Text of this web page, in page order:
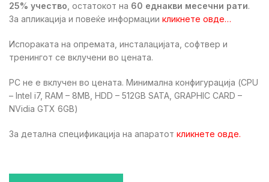
25% учество , остатокот на 60 еднакви месечни рати.
За апликација и повеќе информации кликнете овде…
Испораката на опремата, инсталацијата, софтвер и
тренингот се вклучени во цената.
PC не е вклучен во цената. Минимална конфигурација (CPU
– Intel i7, RAM – 8MB, HDD – 512GB SATA, GRAPHIC CARD –
NVidia GTX 6GB)
За детална спецификација на апаратот кликнете овде.